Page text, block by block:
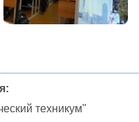
техникум"